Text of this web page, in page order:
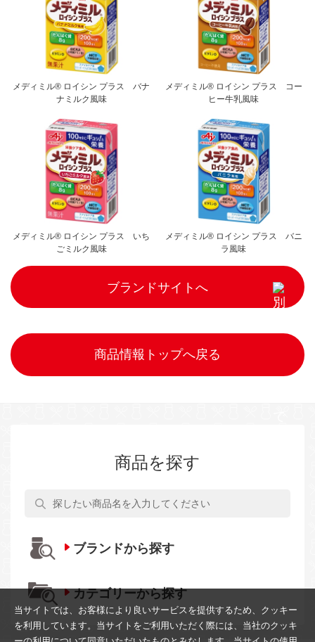
メディミル® ロイシン プラス バナ
ナミルク風味
メディミル® ロイシン プラス コー
ヒー牛乳風味
メディミル® ロイシン プラス いち
ごミルク風味
メディミル® ロイシン プラス バニ
ラ風味
ブランドサイトへ
商品情報トップへ戻る
商品を探す
ブランドから探す
カテゴリーから探す
当サイトでは、お客様により良いサービスを提供するため、クッキー
を利用しています。当サイトをご利用いただく際には、当社のクッキ